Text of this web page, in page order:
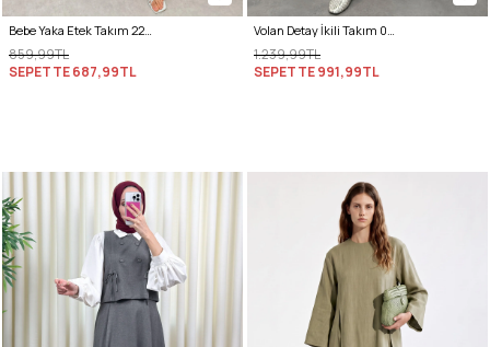
Bebe Yaka Etek Takım 2255 - İNDİGO
859,99TL
SEPETTE687,99TL
Volan Detay İkili Takım 0071 - LACİVERT
1.239,99TL
SEPETTE991,99TL